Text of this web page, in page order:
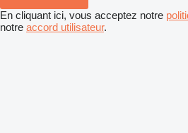
En cliquant ici, vous acceptez notre
notre accord utilisateur.